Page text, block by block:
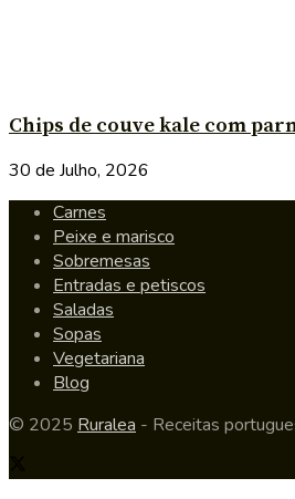
Chips de couve kale com
30 de Julho, 2026
Carnes
Peixe e marisco
Sobremesas
Entradas e petiscos
Saladas
Sopas
Vegetariana
Blog
© 2025 Ruralea - Receitas